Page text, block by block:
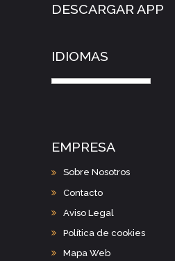
DESCARGAR APP
IDIOMAS
EMPRESA
Sobre Nosotros
Contacto
Aviso Legal
Política de cookies
Mapa Web